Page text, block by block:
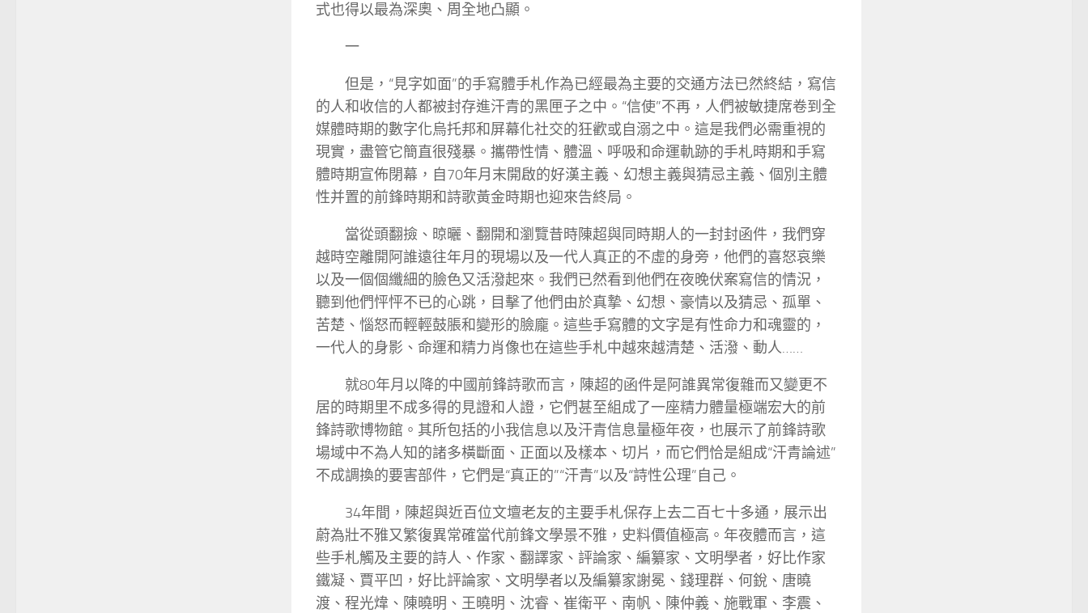
式也得以最為深奧、周全地凸顯。
一
但是，“見字如面”的手寫體手札作為已經最為主要的交通方法已然終結，寫信
的人和收信的人都被封存進汗青的黑匣子之中。“信使”不再，人們被敏捷席卷到全
媒體時期的數字化烏托邦和屏幕化社交的狂歡或自溺之中。這是我們必需重視的
現實，盡管它簡直很殘暴。攜帶性情、體溫、呼吸和命運軌跡的手札時期和手寫
體時期宣佈閉幕，自70年月末開啟的好漢主義、幻想主義與猜忌主義、個別主體
性并置的前鋒時期和詩歌黃金時期也迎來告終局。
當從頭翻撿、晾曬、翻開和瀏覽昔時陳超與同時期人的一封封函件，我們穿
越時空離開阿誰遠往年月的現場以及一代人真正的不虛的身旁，他們的喜怒哀樂
以及一個個纖細的臉色又活潑起來。我們已然看到他們在夜晚伏案寫信的情況，
聽到他們怦怦不已的心跳，目擊了他們由於真摯、幻想、豪情以及猜忌、孤單、
苦楚、惱怒而輕輕鼓脹和變形的臉龐。這些手寫體的文字是有性命力和魂靈的，
一代人的身影、命運和精力肖像也在這些手札中越來越清楚、活潑、動人……
就80年月以降的中國前鋒詩歌而言，陳超的函件是阿誰異常復雜而又變更不
居的時期里不成多得的見證和人證，它們甚至組成了一座精力體量極端宏大的前
鋒詩歌博物館。其所包括的小我信息以及汗青信息量極年夜，也展示了前鋒詩歌
場域中不為人知的諸多橫斷面、正面以及樣本、切片，而它們恰是組成“汗青論述”
不成調換的要害部件，它們是“真正的”“汗青”以及“詩性公理”自己。
34年間，陳超與近百位文壇老友的主要手札保存上去二百七十多通，展示出
蔚為壯不雅又繁復異常確當代前鋒文學景不雅，史料價值極高。年夜體而言，這
些手札觸及主要的詩人、作家、翻譯家、評論家、編纂家、文明學者，好比作家
鐵凝、賈平凹，好比評論家、文明學者以及編纂家謝冕、錢理群、何銳、唐曉
渡、程光煒、陳曉明、王曉明、沈睿、崔衛平、南帆、陳仲義、施戰軍、李震、